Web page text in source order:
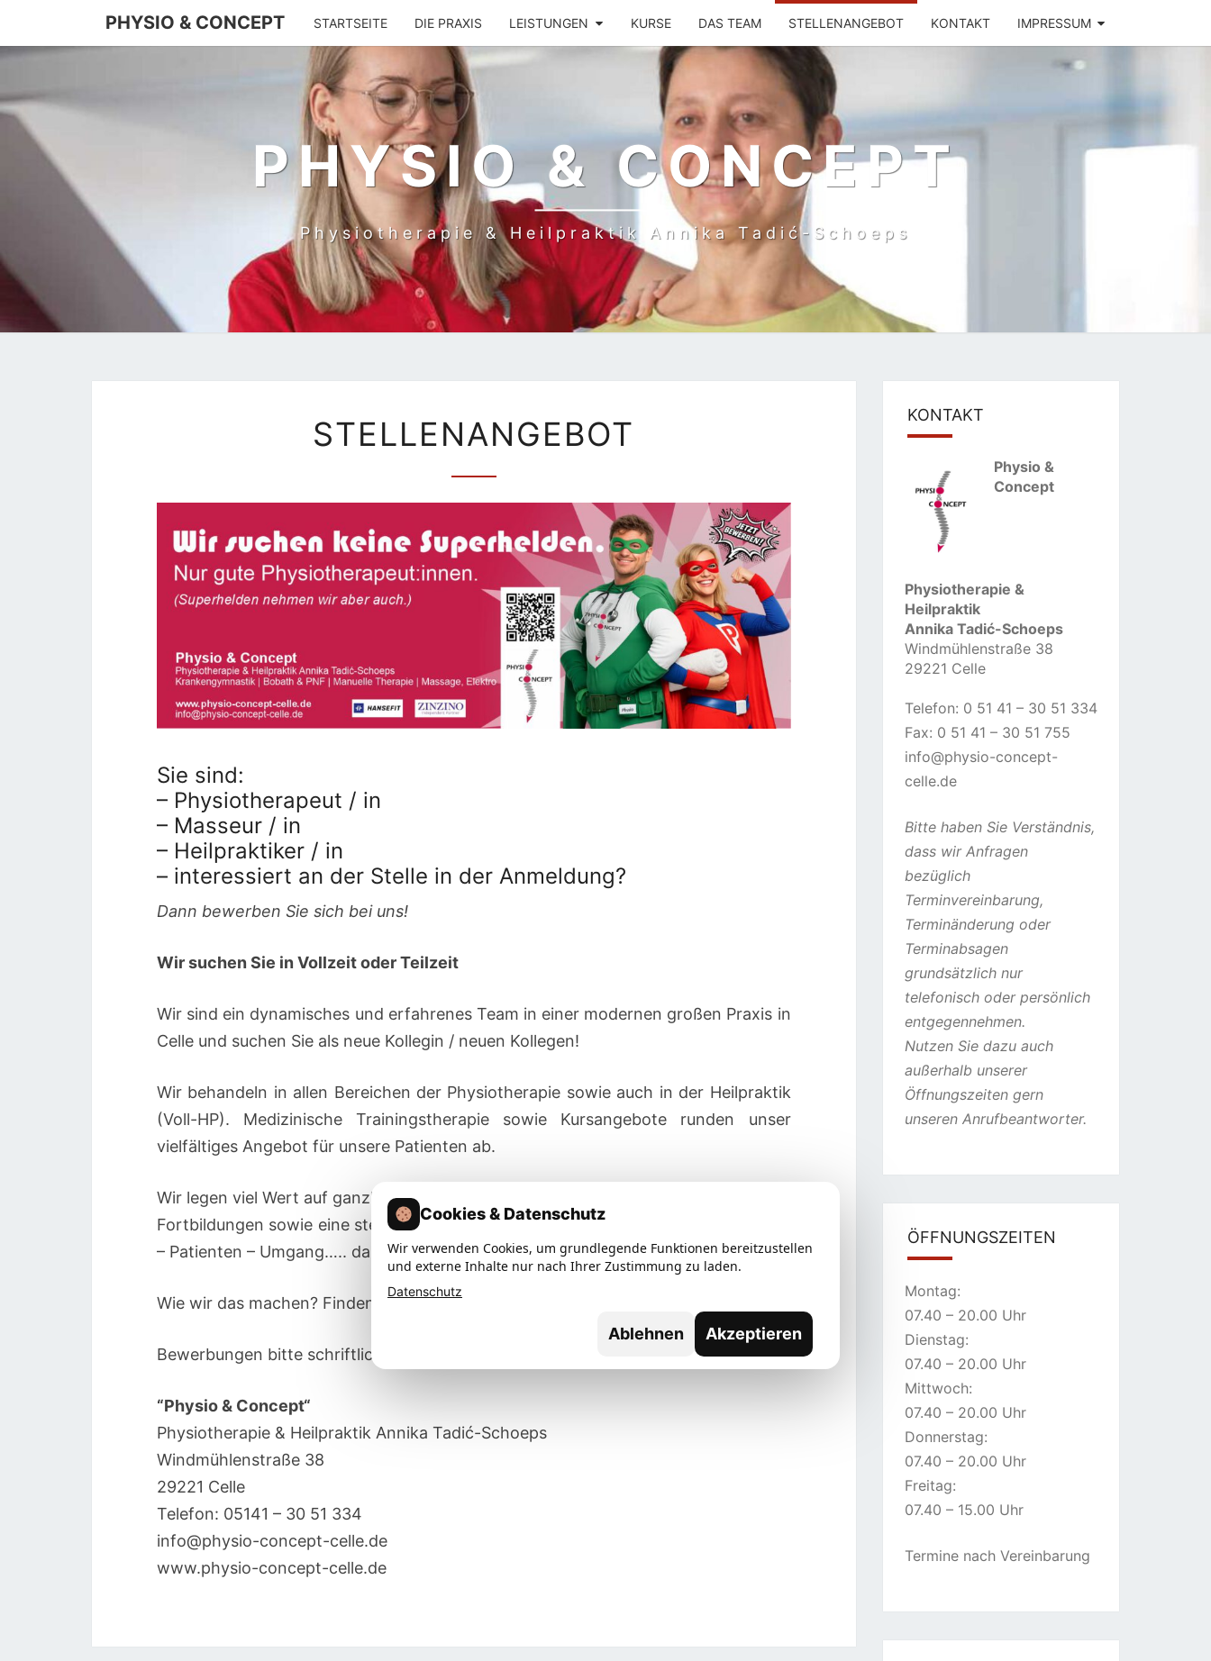
PHYSIO & CONCEPT STARTSEITE DIE PRAXIS LEISTUNGEN KURSE DAS TEAM STELLENANGEBOT KONTAKT IMPRESSUM
PHYSIO & CONCEPT
Physiotherapie & Heilpraktik Annika Tadić-Schoeps
STELLENANGEBOT
Sie sind:
– Physiotherapeut / in
– Masseur / in
– Heilpraktiker / in
– interessiert an der Stelle in der Anmeldung?
Dann bewerben Sie sich bei uns!
Wir suchen Sie in Vollzeit oder Teilzeit
Wir sind ein dynamisches und erfahrenes Team in einer modernen großen Praxis in
Celle und suchen Sie als neue Kollegin / neuen Kollegen!
Wir behandeln in allen Bereichen der Physiotherapie sowie auch in der Heilpraktik
(Voll-HP). Medizinische Trainingstherapie sowie Kursangebote runden unser
vielfältiges Angebot für unsere Patienten ab.
Wir legen viel Wert auf ganzheitliche Behandlungen, interne und externe
Fortbildungen sowie eine stets optimale Atmosphäre im Team und im Therapeuten
– Patienten – Umgang….. damit alle mehr als zufrieden sind.
Wie wir das machen? Finden Sie es heraus und bewerben Sie sich
Bewerbungen bitte schriftlich – auch gern per Mail – an:
“Physio & Concept“
Physiotherapie & Heilpraktik Annika Tadić-Schoeps
Windmühlenstraße 38
29221 Celle
Telefon: 05141 – 30 51 334
info@physio-concept-celle.de
www.physio-concept-celle.de
KONTAKT
Physio &
Concept
Physiotherapie &
Heilpraktik
Annika Tadić-Schoeps
Windmühlenstraße 38
29221 Celle
Telefon: 0 51 41 – 30 51 334
Fax: 0 51 41 – 30 51 755
info@physio-concept-
celle.de
Bitte haben Sie Verständnis,
dass wir Anfragen
bezüglich
Terminvereinbarung,
Terminänderung oder
Terminabsagen
grundsätzlich nur
telefonisch oder persönlich
entgegennehmen.
Nutzen Sie dazu auch
außerhalb unserer
Öffnungszeiten gern
unseren Anrufbeantworter.
ÖFFNUNGSZEITEN
Montag:
07.40 – 20.00 Uhr
Dienstag:
07.40 – 20.00 Uhr
Mittwoch:
07.40 – 20.00 Uhr
Donnerstag:
07.40 – 20.00 Uhr
Freitag:
07.40 – 15.00 Uhr
Termine nach Vereinbarung
Cookies & Datenschutz
Wir verwenden Cookies, um grundlegende Funktionen bereitzustellen
und externe Inhalte nur nach Ihrer Zustimmung zu laden.
Datenschutz
Ablehnen Akzeptieren